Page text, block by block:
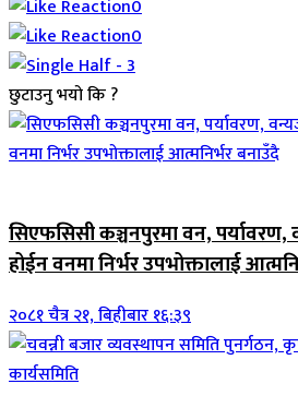
0
0
छुटाउनु भयो कि ?
सिएफसिसी कञ्चनपुरमा वन, पर्यावरण,
होईन वनमा निर्भर उपभोक्तालाई
२०८१ चैत्र २१, बिहीबार १६:३९